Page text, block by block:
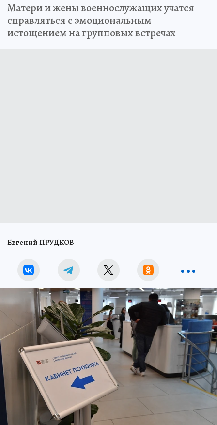
Матери и жены военнослужащих учатся
справляться с эмоциональным
истощением на групповых встречах
Евгений ПРУДКОВ